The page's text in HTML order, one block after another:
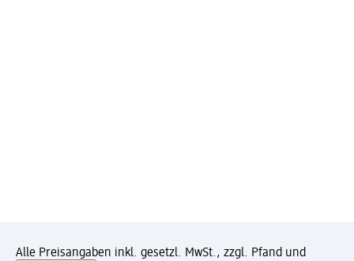
Alle Preisangaben inkl. gesetzl. MwSt., zzgl. Pfand und